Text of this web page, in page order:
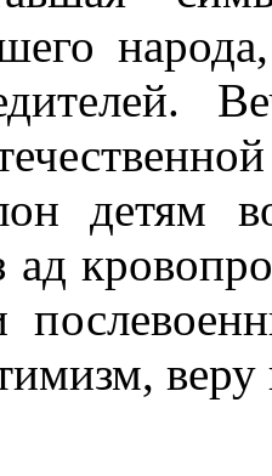
детям
ад